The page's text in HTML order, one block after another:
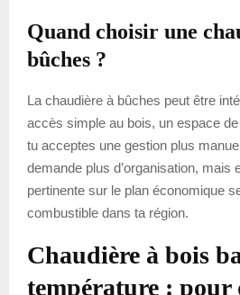
Quand choisir une
bûches ?
La chaudière à bûches peut être
accès simple au bois, un espace
tu acceptes une gestion plus
demande plus d’organisation, mais
pertinente sur le plan économique
combustible dans ta région.
Chaudière à bois
température : pour